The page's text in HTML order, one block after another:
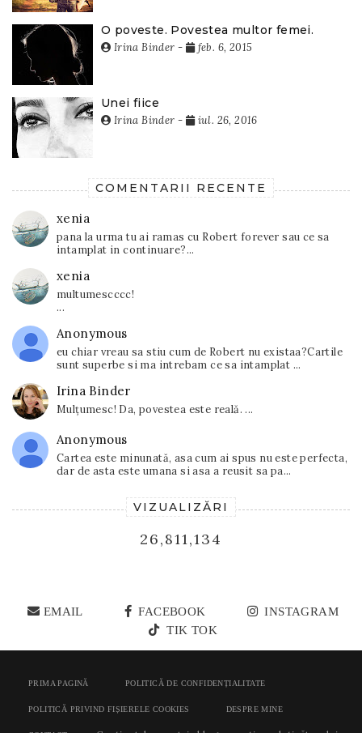
O poveste. Povestea multor femei.
Irina Binder - feb. 6, 2015
Unei fiice
Irina Binder - iul. 26, 2016
COMENTARII RECENTE
xenia
pana la urma tu ai ramas cu Robert forever sau ce sa
intamplat in continuare?...
xenia
multumescccc!
...
Anonymous
eu chiar vreau sa stiu cum de Robert nu existaa?Cartile
sunt superbe si ma intrebam ce sa intamplat ...
Irina Binder
Mulțumesc! Da, povestea este reală. ...
Anonymous
Cartea este minunată, asa cum ai spus nu este perfecta,
dar de asta este umana si asa a reusit sa pa...
VIZUALIZĂRI
26,811,134
EMAIL FACEBOOK
INSTAGRAM
TIK TOK
PRIMA PAGINĂ POLITICĂ DE CONFIDENȚIALITATE
POLITICĂ PRIVIND FIȘIERELE COOKIES DESPRE MINE